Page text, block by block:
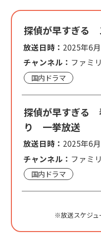
探偵が早すぎる
放送日時： 2025年6
チャンネル： ファミ
国内ドラマ
探偵が早すぎる
り 一挙放送
放送日時： 2025年6
チャンネル： ファミ
国内ドラマ
※放送スケジュ